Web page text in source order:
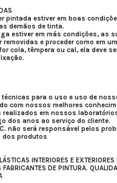
pintada estiver em boas
demãos de tinta.
estiver em más condições, as
removidas e proceder como em
cola, têmpera ou cal, ela deve
técnicas para o uso e uso de
com nossos melhores
realizados em nossos
dos anos ao serviço do cliente.
não será responsável pelos
dos produtos
INTERIORES E EXTERIORES
DE PINTURA.